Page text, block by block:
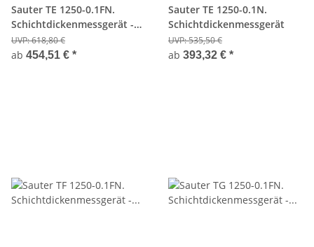
Sauter TE 1250-0.1FN.
Schichtdickenmessgerät -
Kombinationsgerät
UVP:618,80 €
ab 454,51 € *
Sauter TE 1250-0.1N.
Schichtdickenmessgerät
UVP:535,50 €
ab 393,32 € *